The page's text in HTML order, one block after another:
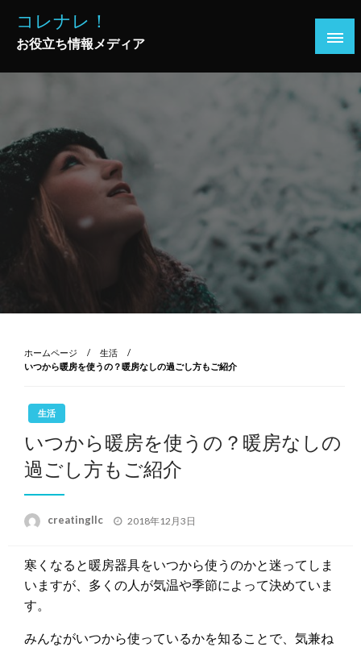
ン
キ
コレナレ！
お役立ち情報メディア
ホームページ
生活
いつから暖房を使うの？暖房なしの過ごし方もご紹介
生活
いつから暖房を使うの？暖房なしの
過ごし方もご紹介
creatingllc
投
2018年12月3日
寒くなると暖房器具をいつから使うのかと迷ってしま
いますが、多くの人が気温や季節によって決めていま
す。
みんながいつから使っているかを知ることで、気兼ね